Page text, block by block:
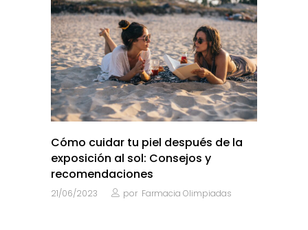
Cómo cuidar tu piel después de la
exposición al sol: Consejos y
recomendaciones
21/06/2023 por Farmacia Olimpiadas